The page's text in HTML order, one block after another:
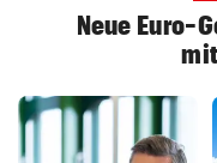
Neue Euro-